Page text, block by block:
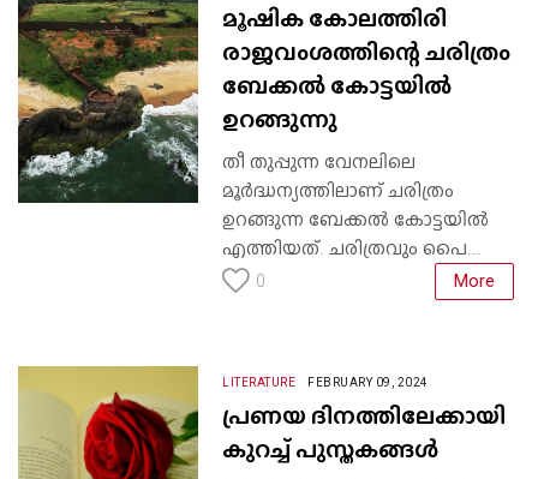
മൂഷിക കോലത്തിരി
രാജവംശത്തിന്റെ ചരിത്രം
ബേക്കൽ കോട്ടയിൽ
ഉറങ്ങുന്നു
തീ തുപ്പുന്ന വേനലിലെ
മൂർദ്ധന്യത്തിലാണ് ചരിത്രം
ഉറങ്ങുന്ന ബേക്കൽ കോട്ടയിൽ
എത്തിയത്. ചരിത്രവും പൈ...
0 More
LITERATURE FEBRUARY 09, 2024
പ്രണയ ദിനത്തിലേക്കായി
കുറച്ച് പുസ്തകങ്ങൾ